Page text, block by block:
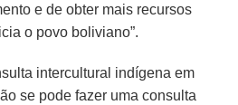
e de obter mais recursos
o povo boliviano”.
intercultural indígena em
se pode fazer uma consulta